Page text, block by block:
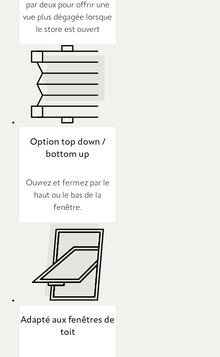
par deux pour offrir une
vue plus dégagée lorsque
le store est ouvert
Option top down /
bottom up
Ouvrez et fermez par le
haut ou le bas de la
fenêtre.
Adapté aux fenêtres de
toit